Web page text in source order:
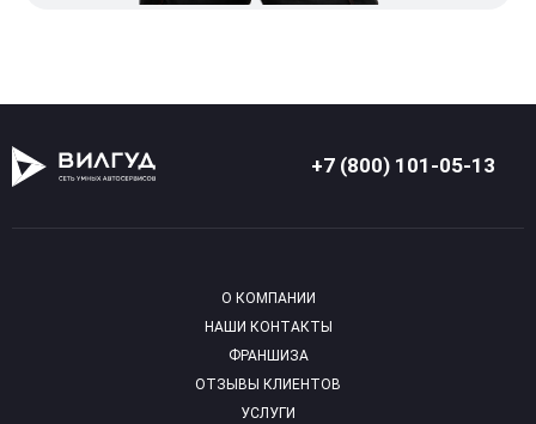
+7 (800) 101-05-13
О КОМПАНИИ
НАШИ КОНТАКТЫ
ФРАНШИЗА
ОТЗЫВЫ КЛИЕНТОВ
УСЛУГИ